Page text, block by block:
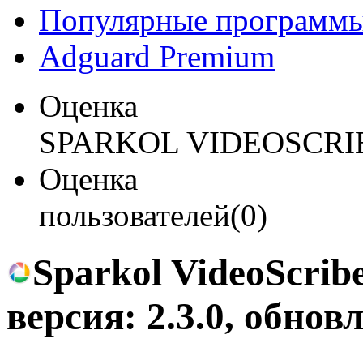
Популярные
Adguard Premium
Оценка
SPARKOL
Оценка
пользователей(0)
Sparkol
версия: 2.3.0,